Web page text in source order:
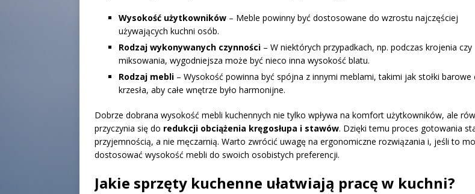
Wysokość użytkowników – Meble powinny być dostosowane do wzrostu najczęściej
używających kuchni osób.
Rodzaj wykonywanych czynności – W niektórych przypadkach, np. podczas krojenia czy
miksowania, wygodniejsza może być nieco inna wysokość blatu.
Rodzaj mebli – Wysokość powinna być spójna z innymi meblami, takimi jak stołki barowe
krzesła, aby całe wnętrze było harmonijne.
Dobrze dobrana wysokość mebli kuchennych nie tylko wpływa na komfort użytkowników, ale
przyczynia się do redukcji obciążenia kręgosłupa i stawów. Dzięki temu proces gotowania
przyjemnością, a nie męczarnią. Warto zwrócić uwagę na ergonomiczne rozwiązania i, jeśli to
dostosować wysokość mebli do swoich osobistych preferencji.
Jakie sprzęty kuchenne ułatwiają pracę w kuchni?